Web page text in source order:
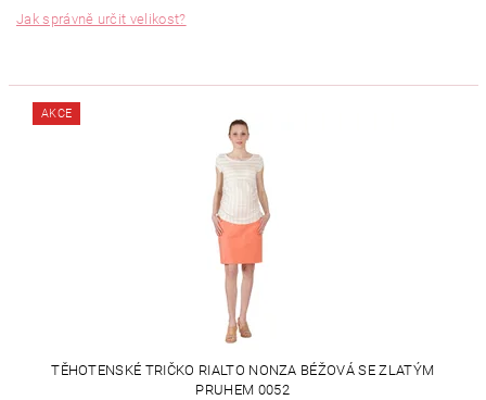
Jak správně určit velikost?
AKCE
TĚHOTENSKÉ TRIČKO RIALTO NONZA BÉŽOVÁ SE ZLATÝM
PRUHEM 0052